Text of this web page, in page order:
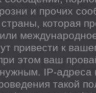
и прочих
которая
привести к
этом ваш
IP-адреса
такой